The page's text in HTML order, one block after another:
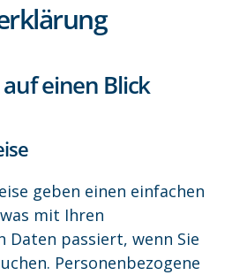
einen Blick
geben einen einfachen
mit Ihren
Daten passiert, wenn Sie
Personenbezogene